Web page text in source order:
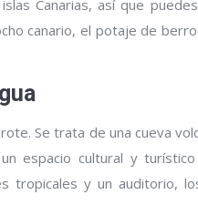
Canarias, así que
canario, el potaje de
Se trata de una cueva
espacio cultural y
tropicales y un auditorio,